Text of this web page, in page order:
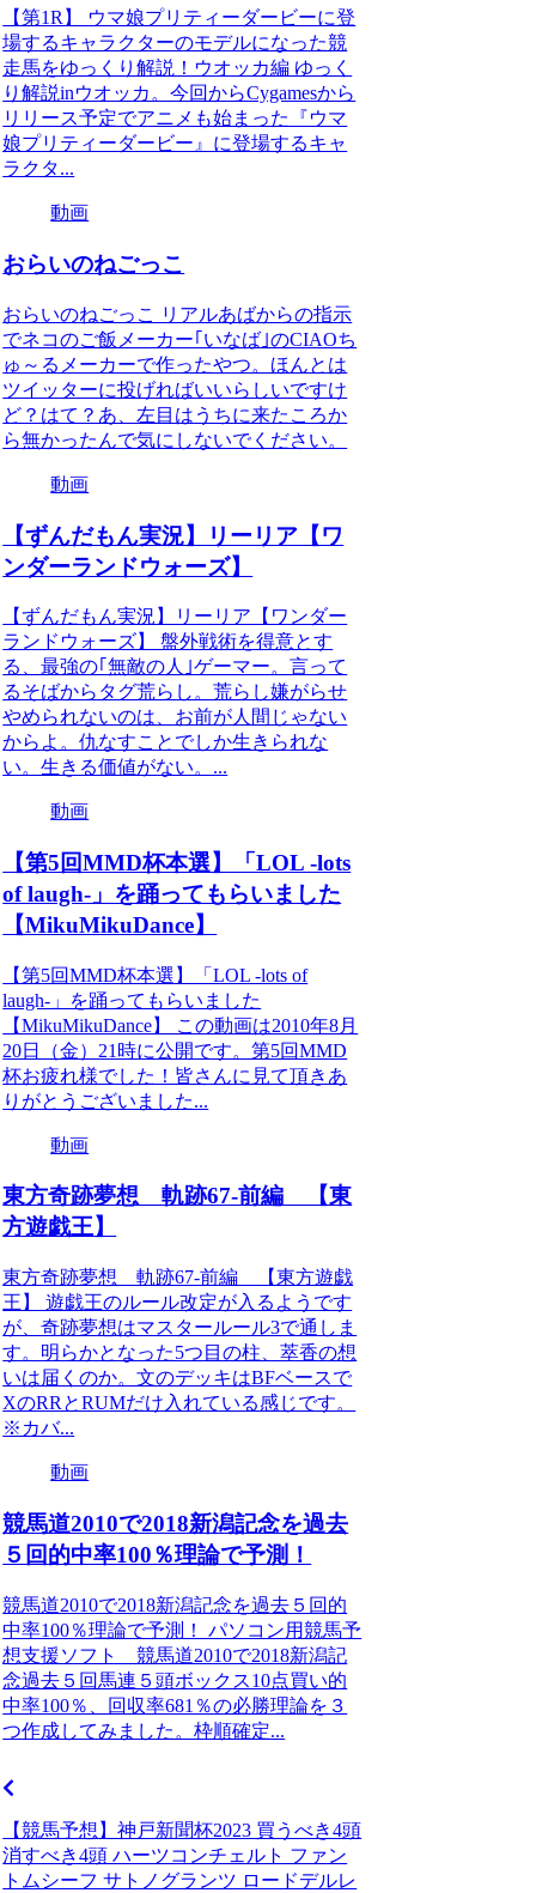
【第1R】 ウマ娘プリティーダービーに登
場するキャラクターのモデルになった競
走馬をゆっくり解説！ウオッカ編 ゆっく
り解説inウオッカ。今回からCygamesから
リリース予定でアニメも始まった『ウマ
娘プリティーダービー』に登場するキャ
ラクタ...
動画
おらいのねごっこ
おらいのねごっこ リアルあばからの指示
でネコのご飯メーカー｢いなば｣のCIAOち
ゅ～るメーカーで作ったやつ。ほんとは
ツイッターに投げればいいらしいですけ
ど？はて？あ、左目はうちに来たころか
ら無かったんで気にしないでください。
動画
【ずんだもん実況】リーリア【ワ
ンダーランドウォーズ】
【ずんだもん実況】リーリア【ワンダー
ランドウォーズ】 盤外戦術を得意とす
る、最強の｢無敵の人｣ゲーマー。言って
るそばからタグ荒らし。荒らし嫌がらせ
やめられないのは、お前が人間じゃない
からよ。仇なすことでしか生きられな
い。生きる価値がない。...
動画
【第5回MMD杯本選】「LOL -lots
of laugh-」を踊ってもらいました
【MikuMikuDance】
【第5回MMD杯本選】「LOL -lots of
laugh-」を踊ってもらいました
【MikuMikuDance】 この動画は2010年8月
20日（金）21時に公開です。第5回MMD
杯お疲れ様でした！皆さんに見て頂きあ
りがとうございました...
動画
東方奇跡夢想 軌跡67-前編 【東
方遊戯王】
東方奇跡夢想 軌跡67-前編 【東方遊戯
王】 遊戯王のルール改定が入るようです
が、奇跡夢想はマスタールール3で通しま
す。明らかとなった5つ目の柱、萃香の想
いは届くのか。文のデッキはBFベースで
XのRRとRUMだけ入れている感じです。
※カバ...
動画
競馬道2010で2018新潟記念を過去
５回的中率100％理論で予測！
競馬道2010で2018新潟記念を過去５回的
中率100％理論で予測！ パソコン用競馬予
想支援ソフト 競馬道2010で2018新潟記
念過去５回馬連５頭ボックス10点買い的
中率100％、回収率681％の必勝理論を３
つ作成してみました。枠順確定...
【競馬予想】神戸新聞杯2023 買うべき4頭
消すべき4頭 ハーツコンチェルト ファン
トムシーフ サトノグランツ ロードデルレ